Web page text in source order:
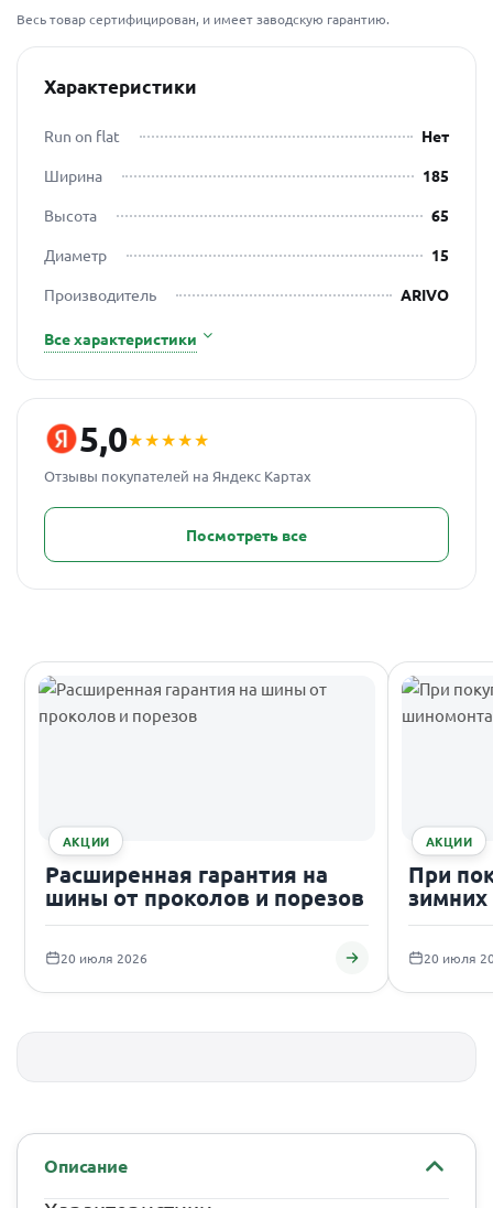
Весь товар сертифицирован, и имеет заводскую гарантию.
Характеристики
Run on flat
Нет
Ширина
185
Высота
65
Диаметр
15
Производитель
ARIVO
Все характеристики
5,0★★★★★
Отзывы покупателей на Яндекс Картах
Посмотреть все
АКЦИИ
Расширенная гарантия на
шины от проколов и порезов
20 июля 2026
АКЦИИ
При
20 июля
Описание